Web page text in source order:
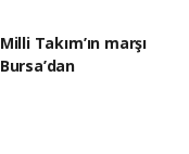
Milli Takım’ın marşı
Bursa’dan